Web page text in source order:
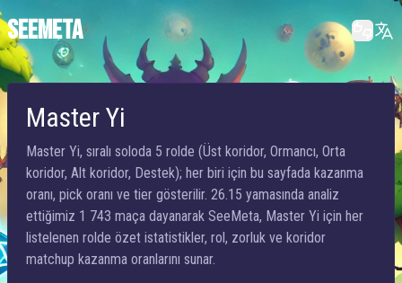
SEEMETA
Master Yi
Master Yi, sıralı soloda 5 rolde (Üst koridor, Ormancı, Orta
koridor, Alt koridor, Destek); her biri için bu sayfada kazanma
oranı, pick oranı ve tier gösterilir. 26.15 yamasında analiz
ettiğimiz 1 743 maça dayanarak SeeMeta, Master Yi için her
listelenen rolde özet istatistikler, rol, zorluk ve koridor
matchup kazanma oranlarını sunar.